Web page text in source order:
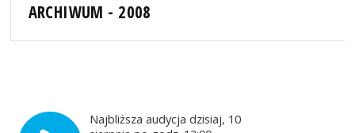
ARCHIWUM - 2008
Najbliższa audycja dzisiaj, 10